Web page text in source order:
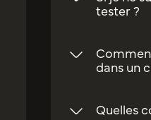
tester ?
dans un
Quelles